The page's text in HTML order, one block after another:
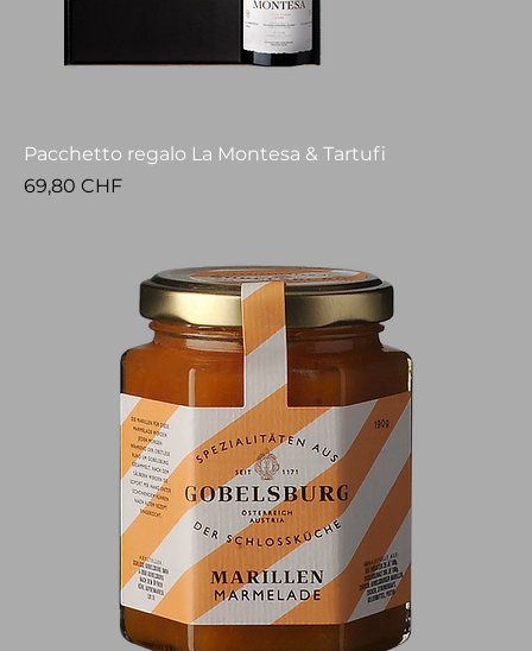
Pacchetto regalo La Montesa & Tartufi
Prezzo
69,80 CHF